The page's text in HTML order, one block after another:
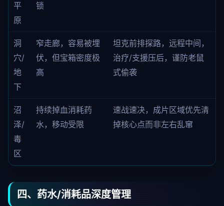
平
原
锁
洞
穴/
地
下
窄走廊，容易被埋
伏，但宝箱密度极
高
坦克前排探路，远程中间，
治疗/支援压后，谨防老鼠
式偷袭
沼
泽/
毒
区
持续掉血消耗药
水，移动受限
速战速决，成片区域优先清
掉核心点而非左右乱窜
四、药水/消耗品深度管理